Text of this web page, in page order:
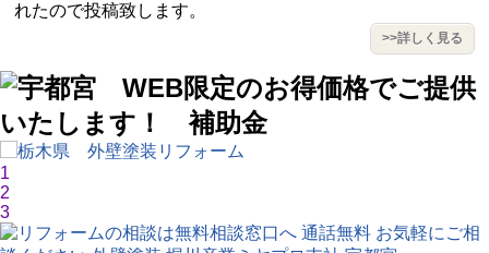
れたので投稿致します。
>>詳しく見る
1
2
3